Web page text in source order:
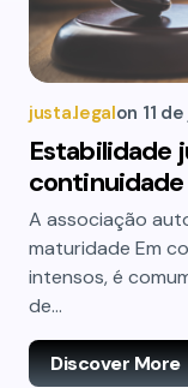
justa.legalon 11
Estabilidade
A associação
maturidade Em
intensos, é
de…
Discover More